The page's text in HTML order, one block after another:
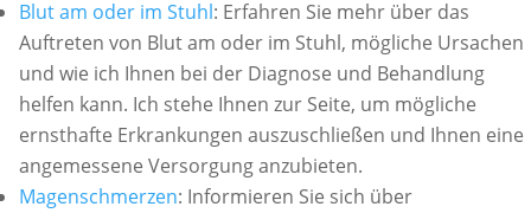
Blut am oder im Stuhl: Erfahren Sie mehr über das
Auftreten von Blut am oder im Stuhl, mögliche Ursachen
und wie ich Ihnen bei der Diagnose und Behandlung
helfen kann. Ich stehe Ihnen zur Seite, um mögliche
ernsthafte Erkrankungen auszuschließen und Ihnen eine
angemessene Versorgung anzubieten.
Magenschmerzen: Informieren Sie sich über